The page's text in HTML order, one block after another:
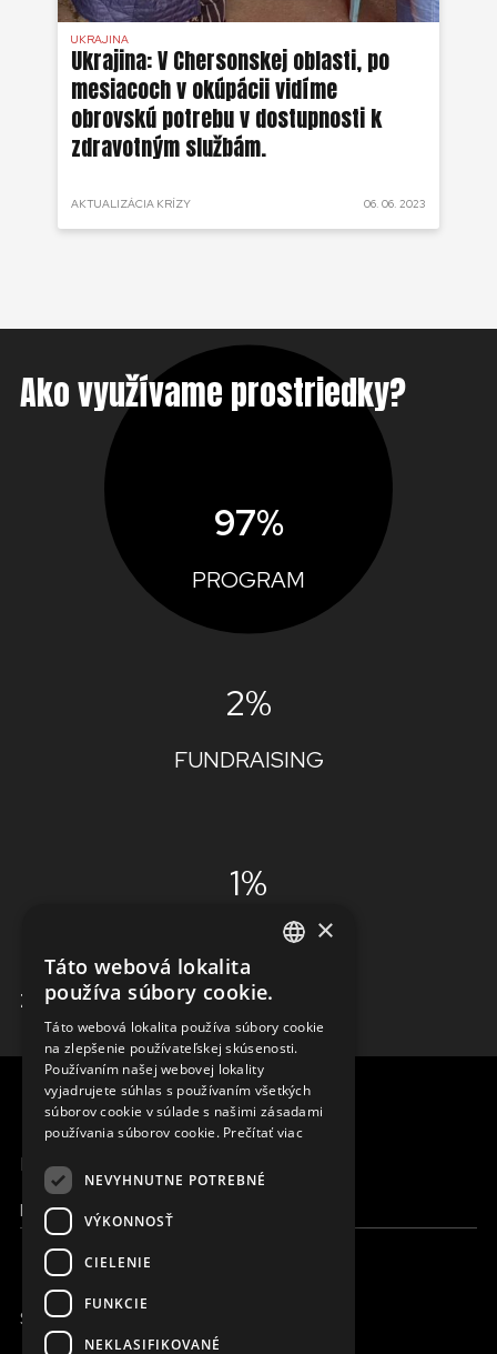
UKRAJINA
Ukrajina: V Chersonskej oblasti, po
mesiacoch v okúpácii vidíme
obrovskú potrebu v dostupnosti k
zdravotným službám.
AKTUALIZÁCIA KRÍZY 06. 06. 2023
Ako využívame prostriedky?
97%
PROGRAM
2%
FUNDRAISING
1%
ADMINISTRÁCIA
ZISTIŤ VIAC
MENU
Moja Magna
SME ONLINE
CZECH
FRENCH
×
Táto webová lokalita
používa súbory cookie.
Táto webová lokalita používa súbory cookie
na zlepšenie používateľskej skúsenosti.
Používaním našej webovej lokality
vyjadrujete súhlas s používaním všetkých
súborov cookie v súlade s našimi zásadami
používania súborov cookie. Prečítať viac
NEVYHNUTNE POTREBNÉ
VÝKONNOSŤ
CIELENIE
FUNKCIE
NEKLASIFIKOVANÉ